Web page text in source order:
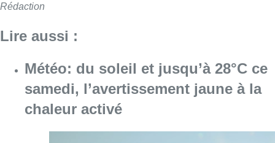
Rédaction
Lire aussi :
Météo: du soleil et jusqu’à 28°C ce
samedi, l’avertissement jaune à la
chaleur activé